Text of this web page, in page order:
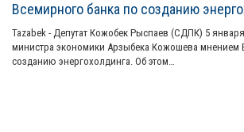
Всемирного банка по созданию
Tazabek - Депутат Кожобек Рыспаев (СДПК) 5
министра экономики Арзыбека Кожошева мнением
созданию энергохолдинга. Об этом…